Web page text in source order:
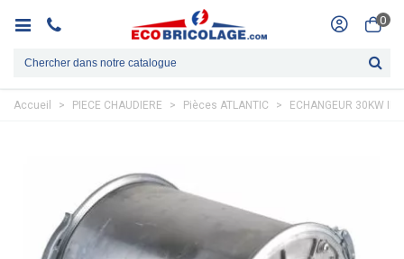
0
Accueil > PIECE CHAUDIERE > Pièces ATLANTIC > ECHANGEUR 30KW